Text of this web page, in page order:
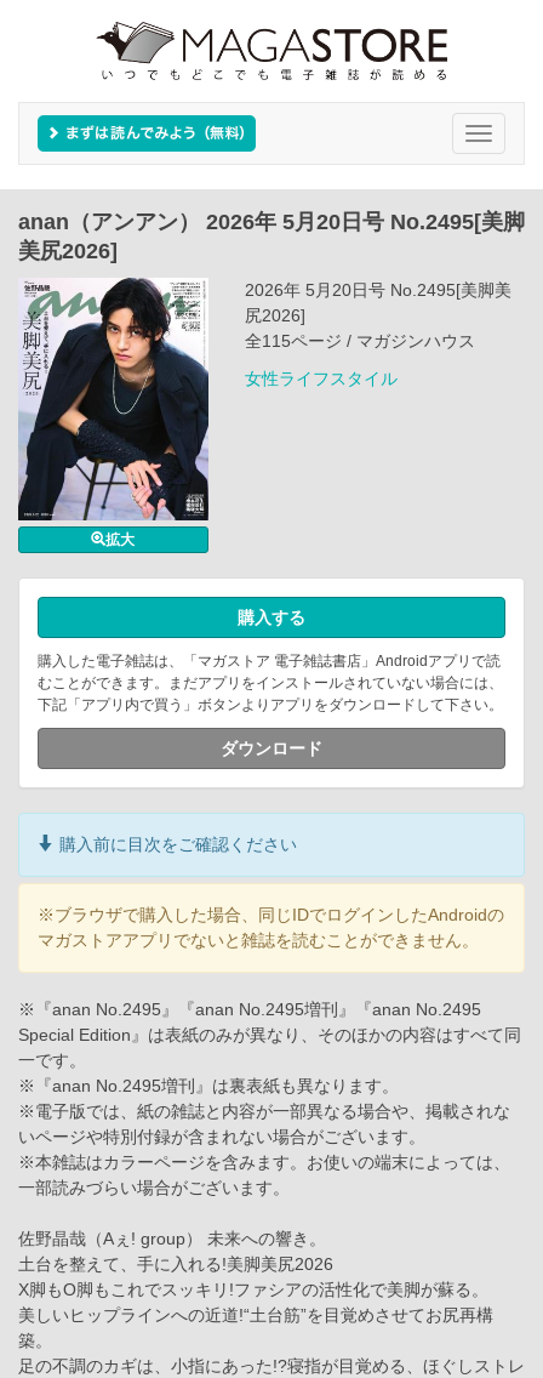
Toggle
anan（アンアン） 2026年 5月20日号 No.2495[美脚
美尻2026]
拡大
2026年 5月20日号 No.2495[美脚美
尻2026]
全115ページ / マガジンハウス
女性ライフスタイル
購入する
購入した電子雑誌は、「マガストア 電子雑誌書店」Androidアプリで読
むことができます。まだアプリをインストールされていない場合には、
下記「アプリ内で買う」ボタンよりアプリをダウンロードして下さい。
ダウンロード
購入前に目次をご確認ください
※ブラウザで購入した場合、同じIDでログインしたAndroidの
マガストアアプリでないと雑誌を読むことができません。
※『anan No.2495』『anan No.2495増刊』『anan No.2495
Special Edition』は表紙のみが異なり、そのほかの内容はすべて同
一です。
※『anan No.2495増刊』は裏表紙も異なります。
※電子版では、紙の雑誌と内容が一部異なる場合や、掲載されな
いページや特別付録が含まれない場合がございます。
※本雑誌はカラーページを含みます。お使いの端末によっては、
一部読みづらい場合がございます。
佐野晶哉（Aぇ! group） 未来への響き。
土台を整えて、手に入れる!美脚美尻2026
X脚もO脚もこれでスッキリ!ファシアの活性化で美脚が蘇る。
美しいヒップラインへの近道!“土台筋”を目覚めさせてお尻再構
築。
足の不調のカギは、小指にあった!?寝指が目覚める、ほぐしストレ